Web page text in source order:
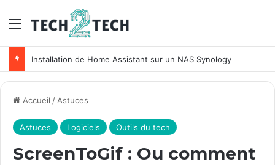
Menu
Accueil /Astuces
Astuces Logiciels Outils du tech
ScreenToGif : Ou comment